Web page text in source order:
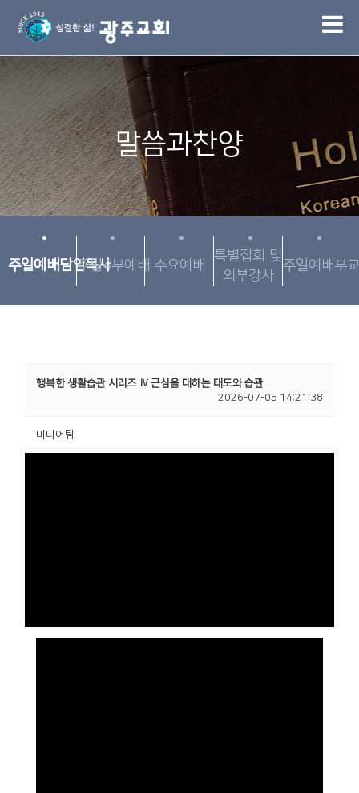
1
말씀과찬양
주일예배담임목사주일4부예배 수요예배
특별집회 및
외부강사
주일예배부
행복한 생활습관 시리즈 Ⅳ 근심을 대하는 태도와 습관
2026-07-05 14:21:38
미디어팀